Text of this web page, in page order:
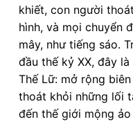
khiết, con người
hình, và mọi chuyển
mây, như tiếng sáo.
đầu thế kỷ XX, đây
Thế Lữ: mở rộng
thoát khỏi những lối
đến thế giới mộng